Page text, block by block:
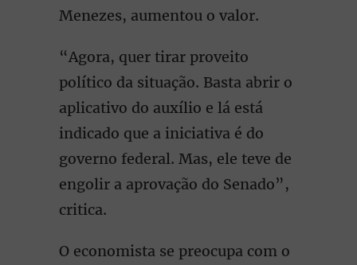
Menezes, aumentou o valor.
“Agora, quer tirar proveito
político da situação. Basta abrir o
aplicativo do auxílio e lá está
indicado que a iniciativa é do
governo federal. Mas, ele teve de
engolir a aprovação do Senado”,
critica.
O economista se preocupa com o